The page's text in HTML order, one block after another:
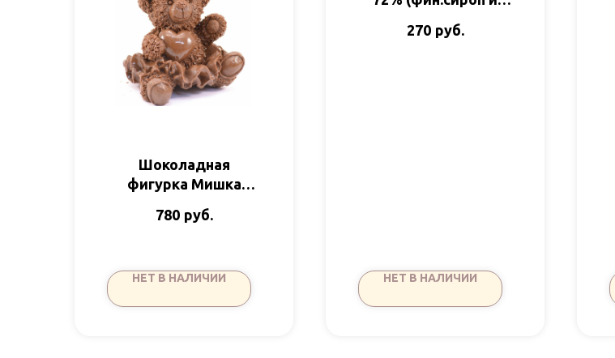
Шоколадная
фигурка Мишка
360гр ШС
780 руб.
НЕТ В НАЛИЧИИ
270 руб.
НЕТ В НАЛИЧИИ